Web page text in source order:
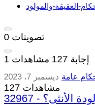
العقيقة-والمولود
0 تصويتات
1 إجابة 127 مشاهدات
عامة ديسمبر 7، 2023
127 مشاهدات
الأنثى؟